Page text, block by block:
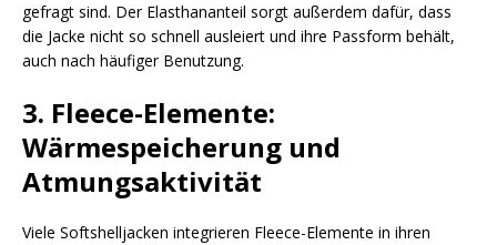
gefragt sind. Der Elasthananteil sorgt außerdem dafür, dass
die Jacke nicht so schnell ausleiert und ihre Passform behält,
auch nach häufiger Benutzung.
3. Fleece-Elemente:
Wärmespeicherung und
Atmungsaktivität
Viele Softshelljacken integrieren Fleece-Elemente in ihren